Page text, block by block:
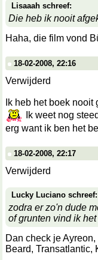
Lisaaah schreef:
Die heb ik nooit
Haha, die film vond
18-02-2008, 22:16
Verwijderd
Ik heb het boek
Ik weet nog
erg want ik ben het
18-02-2008, 22:17
Verwijderd
Lucky Luciano schreef:
zodra er zo'n dude
of grunten vind ik het
Dan check je
Beard, Transatlantic,